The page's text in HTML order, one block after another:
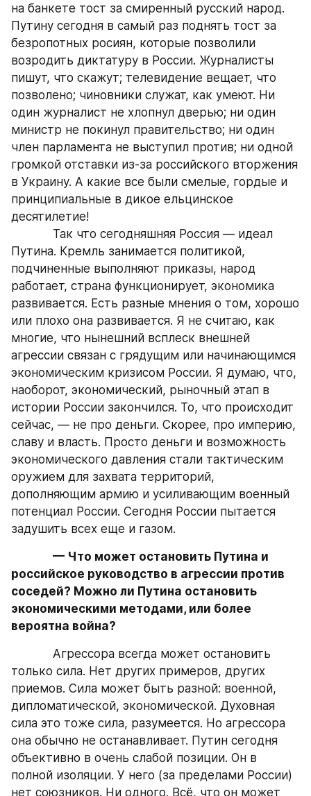
на банкете тост за смиренный русский народ.
Путину сегодня в самый раз поднять тост за
безропотных росиян, которые позволили
возродить диктатуру в России. Журналисты
пишут, что скажут; телевидение вещает, что
позволено; чиновники служат, как умеют. Ни
один журналист не хлопнул дверью; ни один
министр не покинул правительство; ни один
член парламента не выступил против; ни одной
громкой отставки из-за российского вторжения
в Украину. А какие все были смелые, гордые и
принципиальные в дикое ельцинское
десятилетие!
Так что сегодняшняя Россия — идеал
Путина. Кремль занимается политикой,
подчиненные выполняют приказы, народ
работает, страна функционирует, экономика
развивается. Есть разные мнения о том, хорошо
или плохо она развивается. Я не считаю, как
многие, что нынешний всплеск внешней
агрессии связан с грядущим или начинающимся
экономическим кризисом России. Я думаю, что,
наоборот, экономический, рыночный этап в
истории России закончился. То, что происходит
сейчас, — не про деньги. Скорее, про империю,
славу и власть. Просто деньги и возможность
экономического давления стали тактическим
оружием для захвата территорий,
дополняющим армию и усиливающим военный
потенциал России. Сегодня России пытается
задушить всех еще и газом.
— Что может остановить Путина и
российское руководство в агрессии против
соседей? Можно ли Путина остановить
экономическими методами, или более
вероятна война?
Агрессора всегда может остановить
только сила. Нет других примеров, других
приемов. Сила может быть разной: военной,
дипломатической, экономической. Духовная
сила это тоже сила, разумеется. Но агрессора
она обычно не останавливает. Путин сегодня
объективно в очень слабой позиции. Он в
полной изоляции. У него (за пределами России)
нет союзников. Ни одного. Всё, что он может